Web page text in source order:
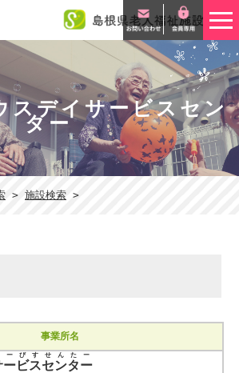
スデイサービスセン
ター
> 施設検索 >
事業所名
ビスセンター
ーびすせんたー